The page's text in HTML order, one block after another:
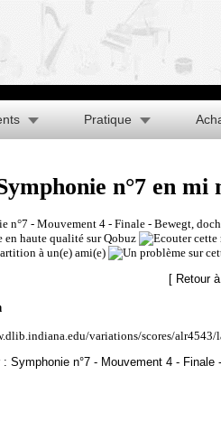
Pratique
n°7 en
n°7 - Mouvement 4 - Finale - Bewegt,
[ Retour
variations/scores/alr4543/
: Symphonie n°7 - Mouvement 4 - Finale